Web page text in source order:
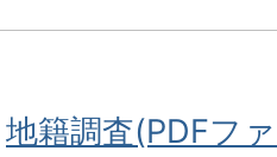
地籍調査(PDFフ